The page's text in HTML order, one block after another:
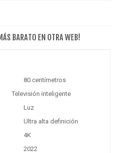
BARATO EN OTRA WEB!
80 centímetros
Televisión inteligente
Luz
Ultra alta definición
4K
2022